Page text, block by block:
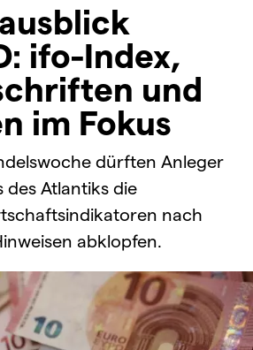
ifo-Index,
und
im Fokus
dürften Anleger
des Atlantiks die
nach
abklopfen.